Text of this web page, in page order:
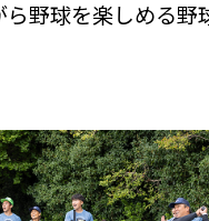
ら野球を楽しめる野